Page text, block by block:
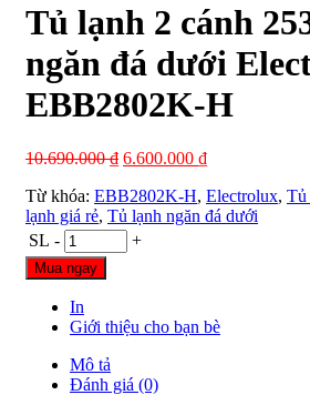
Tủ lạnh 2 cánh
ngăn đá dưới
EBB2802K-H
10.690.000₫ 6.600.000 ₫
Từ khóa: EBB2802K-H, Electrolux, Tủ
lạnh giá rẻ, Tủ lạnh ngăn đá dưới
SL - +
Mua ngay
In
Giới thiệu cho bạn bè
Mô tả
Đánh giá (0)